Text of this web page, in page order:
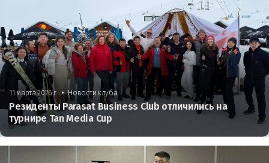
11 марта 2026 г. • Новости клуба
Резиденты Parasat Business Club отличились на
турнире Tan Media Cup